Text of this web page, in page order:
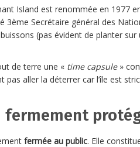
Island est renommée en 1977
Secrétaire général des
(pas évident de planter sur
de terre une « time capsule»
pas aller la déterrer car l’île est
fermement
fermée au public. Elle